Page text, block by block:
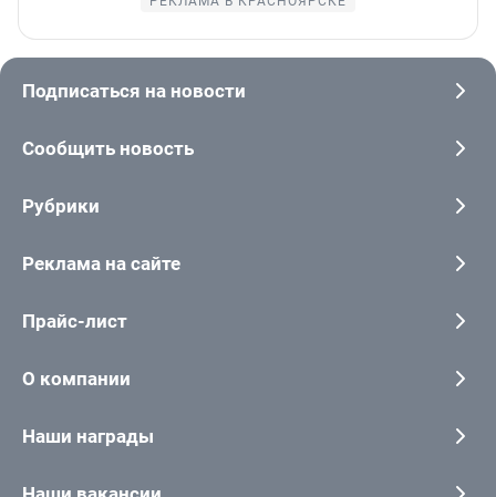
Подписаться на новости
Сообщить новость
Рубрики
Реклама на сайте
Прайс-лист
О компании
Наши награды